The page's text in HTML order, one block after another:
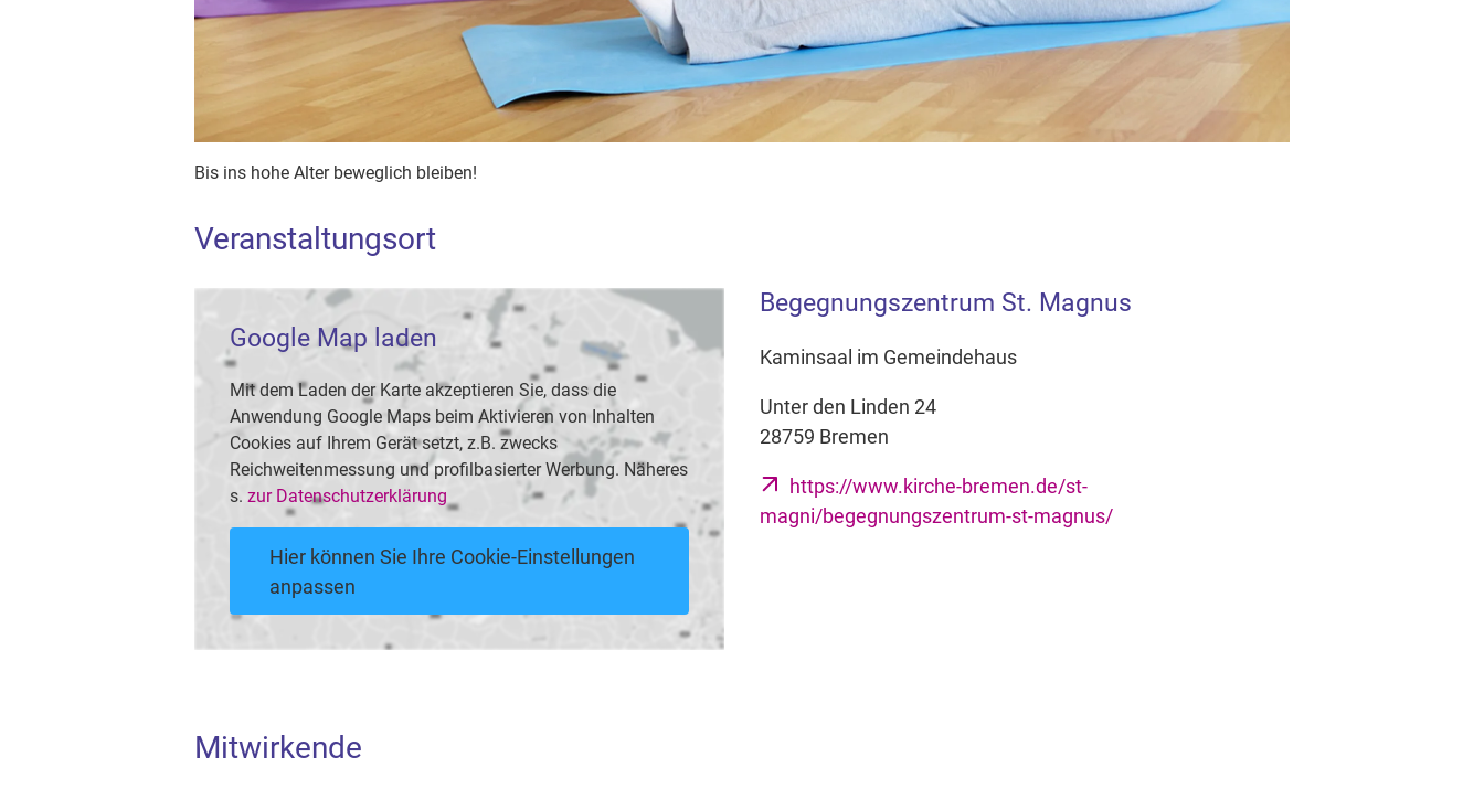
Bis ins hohe Alter beweglich bleiben!
Veranstaltungsort
Google Map laden
Mit dem Laden der Karte akzeptieren Sie, dass die
Anwendung Google Maps beim Aktivieren von Inhalten
Cookies auf Ihrem Gerät setzt, z.B. zwecks
Reichweitenmessung und profilbasierter Werbung. Näheres
s. zur Datenschutzerklärung
Hier können Sie Ihre Cookie-Einstellungen
anpassen
Begegnungszentrum St. Magnus
Kaminsaal im Gemeindehaus
Unter den Linden 24
28759 Bremen
https://www.kirche-bremen.de/st-
magni/begegnungszentrum-st-magnus/
Mitwirkende